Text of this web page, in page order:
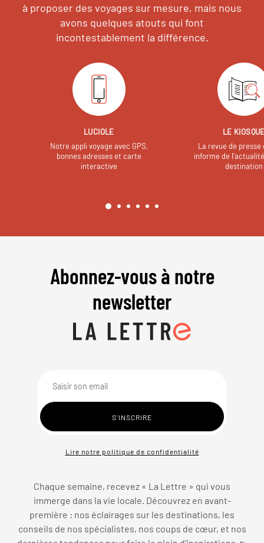
à proposer des voyages sur mesure, mais nous
avons quelques atouts qui font
incontestablement la différence.
LUCIOLE
Notre appli voyage avec GPS,
bonnes adresses et carte
interactive
LE
La revue de presse
informe de
destination
Abonnez-vous à notre
newsletter
Lire notre politique de confidentialité
Chaque semaine, recevez « La Lettre » qui vous
immerge dans la vie locale. Découvrez en avant-
première : nos éclairages sur les destinations, les
conseils de nos spécialistes, nos coups de cœur, et nos